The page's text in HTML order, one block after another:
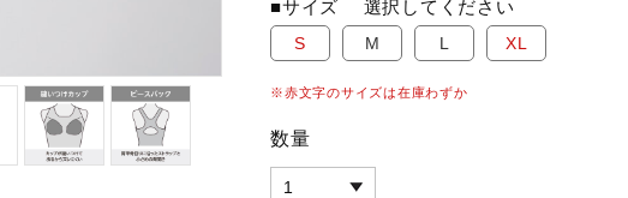
■サイズ 選択してください
S M L XL
※赤文字のサイズは在庫わずか
数量